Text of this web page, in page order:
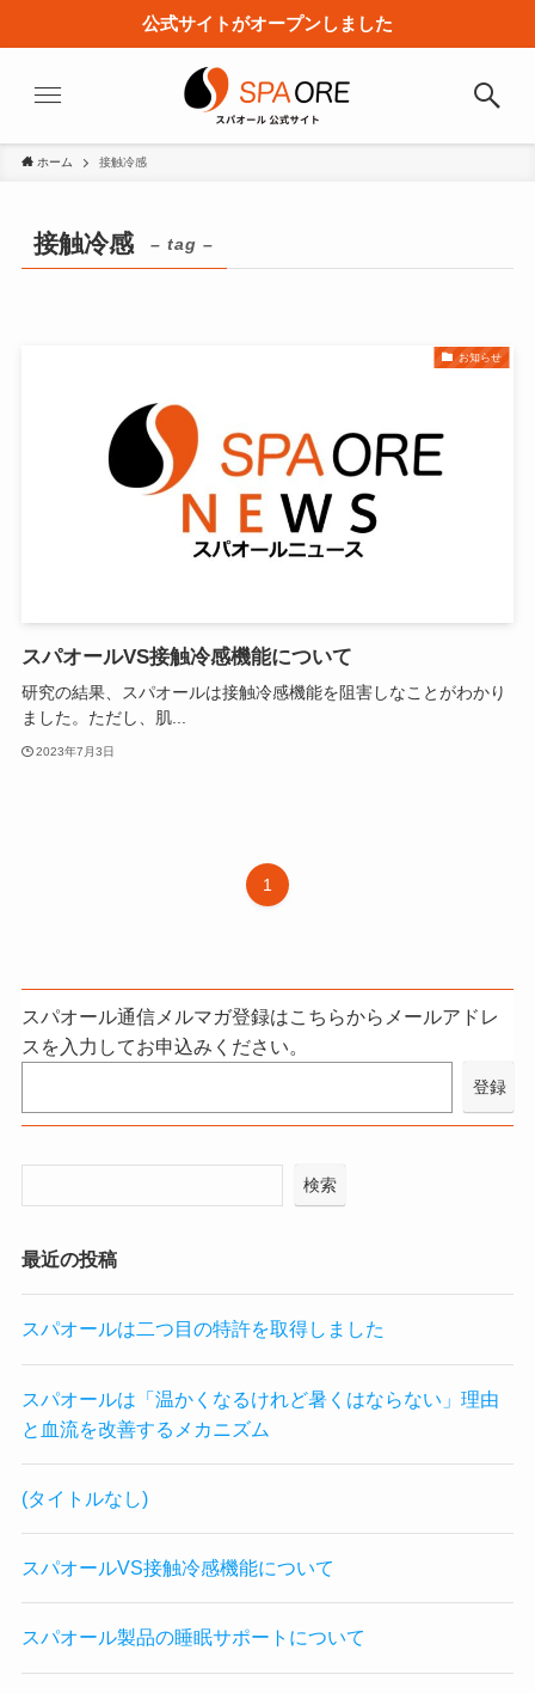
公式サイトがオープンしました
ホーム 接触冷感
接触冷感 – tag –
お知らせ
スパオールVS接触冷感機能について
研究の結果、スパオールは接触冷感機能を阻害しなことがわかり
ました。ただし、肌...
2023年7月3日
1
スパオール通信メルマガ登録はこちらからメールアドレ
スを入力してお申込みください。
検索
最近の投稿
スパオールは二つ目の特許を取得しました
スパオールは「温かくなるけれど暑くはならない」理由
と血流を改善するメカニズム
(タイトルなし)
スパオールVS接触冷感機能について
スパオール製品の睡眠サポートについて